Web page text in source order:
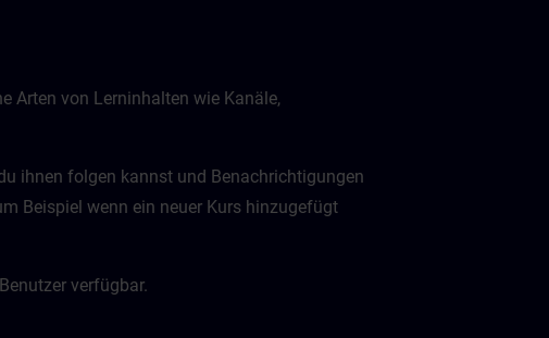
Arten von Lerninhalten wie Kanäle,
ihnen folgen kannst und Benachrichtigungen
Beispiel wenn ein neuer Kurs hinzugefügt
verfügbar.